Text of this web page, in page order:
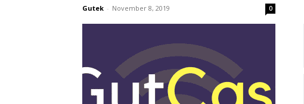
Gutek - November 8, 2019 0